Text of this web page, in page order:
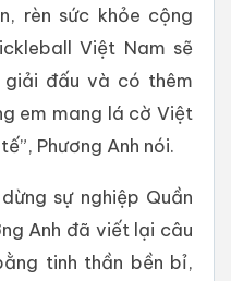
rèn sức khỏe cộng
Việt Nam sẽ
giải đấu và có thêm
em mang lá cờ Việt
Phương Anh nói.
sự nghiệp Quần
Anh đã viết lại câu
tinh thần bền bỉ,